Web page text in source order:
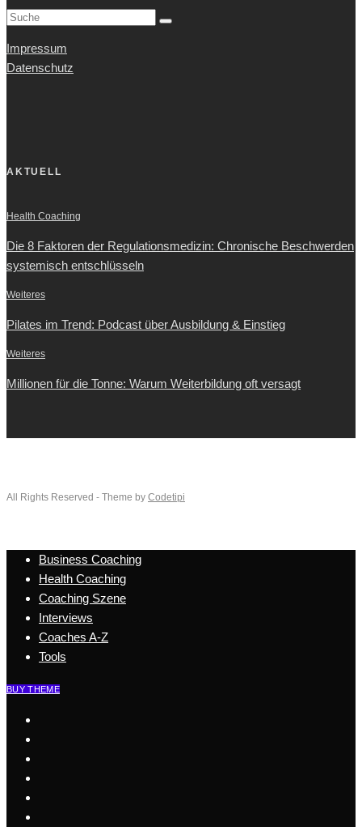
Impressum
Datenschutz
AKTUELL
Health Coaching
Die 8 Faktoren der Regulationsmedizin: Chronische Beschwerden
systemisch entschlüsseln
Weiteres
Pilates im Trend: Podcast über Ausbildung & Einstieg
Weiteres
Millionen für die Tonne: Warum Weiterbildung oft versagt
All Rights Reserved - Theme by Codetipi
Business Coaching
Health Coaching
Coaching Szene
Interviews
Coaches A-Z
Tools
BUY THEME